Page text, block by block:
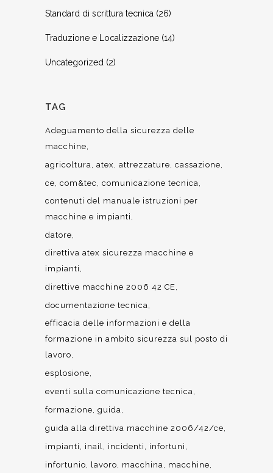
Standard di scrittura tecnica (26)
Traduzione e Localizzazione (14)
Uncategorized (2)
TAG
Adeguamento della sicurezza delle
macchine
agricoltura atex attrezzature cassazione
ce com&tec
comunicazione tecnica
contenuti del manuale istruzioni per
macchine e impianti
datore
direttiva atex sicurezza macchine e
impianti
direttive macchine 2006 42 CE
documentazione tecnica
efficacia delle informazioni e della
formazione in ambito sicurezza sul posto di
lavoro
esplosione
eventi sulla comunicazione tecnica
formazione guida
guida alla direttiva macchine 2006/42/ce
impianti
inail incidenti
infortuni
infortunio
lavoro macchina
macchine